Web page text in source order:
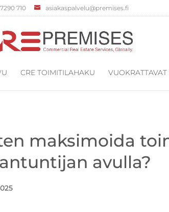
710 asiakaspalvelu@premises.fi
CRE TOIMITILAHAKU
maksimoida
avulla?